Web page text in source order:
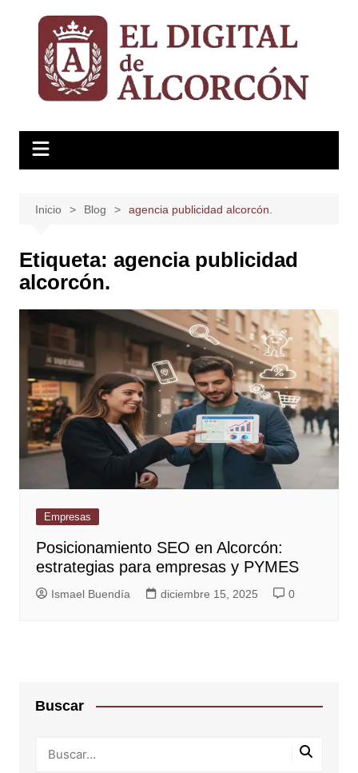
contenido
Inicio Blog agencia publicidad alcorcón.
Etiqueta: agencia publicidad
alcorcón.
Empresas
Posicionamiento SEO en Alcorcón:
estrategias para empresas y PYMES
Ismael Buendía diciembre 15, 2025 0
Buscar